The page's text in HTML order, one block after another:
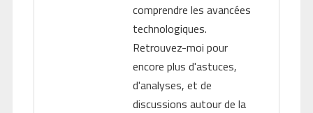
comprendre les avancées
technologiques.
Retrouvez-moi pour
encore plus d'astuces,
d'analyses, et de
discussions autour de la